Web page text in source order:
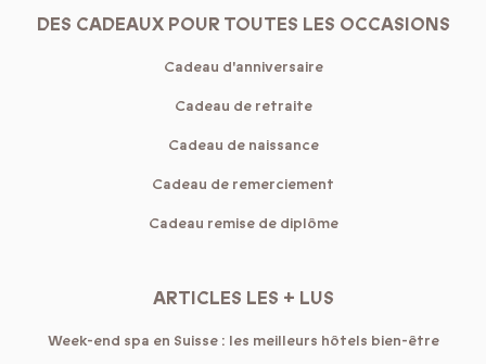
DES CADEAUX POUR TOUTES LES OCCASIONS
Cadeau d'anniversaire
Cadeau de retraite
Cadeau de naissance
Cadeau de remerciement
Cadeau remise de diplôme
ARTICLES LES + LUS
Week-end spa en Suisse : les meilleurs hôtels bien-être